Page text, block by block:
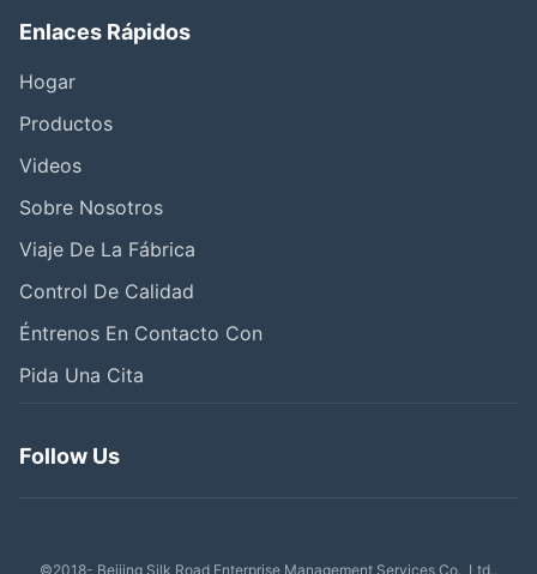
Enlaces Rápidos
Hogar
Productos
Videos
Sobre Nosotros
Viaje De La Fábrica
Control De Calidad
Éntrenos En Contacto Con
Pida Una Cita
Follow Us
©2018- Beijing Silk Road Enterprise Management Services Co., Ltd..